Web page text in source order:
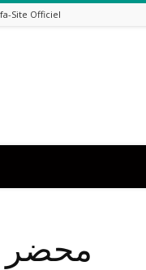
Site Officiel
محضر